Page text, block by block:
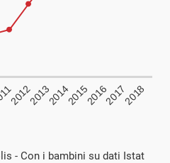
- Con i bambini su dati Istat